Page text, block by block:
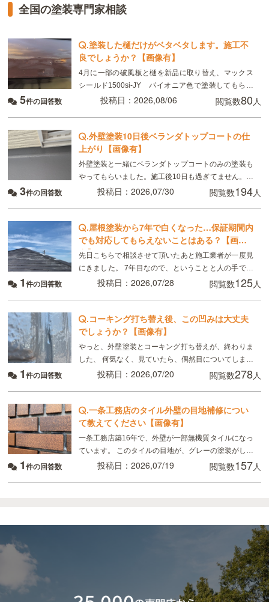
全国の塗装専門家相談
.塗装した樋だけがベタベタします。施工不
良でしょうか？【画像有】
4月に一部の破風板と樋を新品に取り替え、マックス
シールド1500si-JY パイオニア色で塗装してもらい
ました。 8月現在、樋がベタベタして小さい虫が張り
5件の回答数 投稿日：2026,08/06 閲覧数80人
.外壁塗装10日後ベランダトップコートの仕
上がり【画像有】
外壁塗装と一緒にベランダトップコートのみの塗装も
やってもらいました。施工後10日も過ぎてません。こ
れは普通ですか？
3件の回答数 投稿日：2026,07/30 閲覧数194人
.屋根塗装から7年で白くなった…保証期間内
でも対応してもらえないことはある？【画像
有】
先日こちらで相談させて頂いたあと施工業者が一度見
にきました。 7年目なので、ということと人の手で塗
るのでどうしてもムラはできる、板金部分はやはり経
1件の回答数 投稿日：2026,07/28 閲覧数125人
.コーキング打ち替え後、この凹みは大丈夫
でしょうか？【画像有】
やっと、外壁塗装とコーキング打ち替えが、終わりま
した、 何気なく、見ていたら、偶然目についてしまっ
たのですが、 画像のように コーキングの端にマイナ
1件の回答数 投稿日：2026,07/20 閲覧数278人
.一条工務店のタイル外壁の目地補修につい
て教えてください【画像有】
一条工務店築16年で、外壁が一部無機質タイルになっ
ています。 このタイルの目地が、グレーの塗装がして
あるのですが、かなり禿げてしまっていてるので補修
1件の回答数 投稿日：2026,07/19 閲覧数157人